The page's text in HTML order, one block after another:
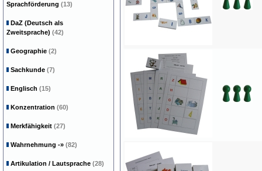
Sprachförderung (13)
DaZ (Deutsch als
Zweitsprache) (42)
Geographie (2)
Sachkunde (7)
Englisch (15)
Konzentration (60)
Merkfähigkeit (27)
Wahrnehmung -» (82)
Artikulation / Lautsprache (28)